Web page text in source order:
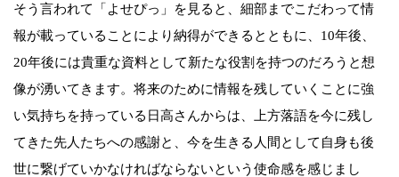
そう言われて「よせぴっ」を見ると、細部までこだわって情
報が載っていることにより納得ができるとともに、10年後、
20年後には貴重な資料として新たな役割を持つのだろうと想
像が湧いてきます。将来のために情報を残していくことに強
い気持ちを持っている日高さんからは、上方落語を今に残し
てきた先人たちへの感謝と、今を生きる人間として自身も後
世に繋げていかなければならないという使命感を感じまし